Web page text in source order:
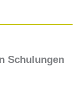
Schulungen